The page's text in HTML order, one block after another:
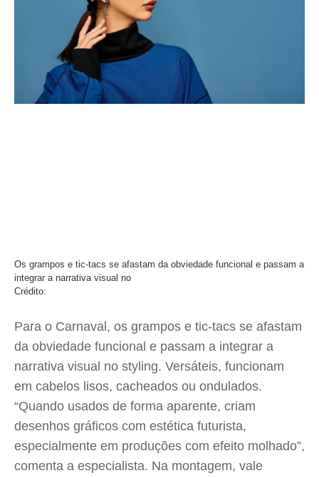
Os grampos e tic-tacs se afastam da obviedade funcional e passam a
integrar a narrativa visual no
Crédito:
Para o Carnaval, os grampos e tic-tacs se afastam
da obviedade funcional e passam a integrar a
narrativa visual no styling. Versáteis, funcionam
em cabelos lisos, cacheados ou ondulados.
“Quando usados de forma aparente, criam
desenhos gráficos com estética futurista,
especialmente em produções com efeito molhado”,
comenta a especialista. Na montagem, vale